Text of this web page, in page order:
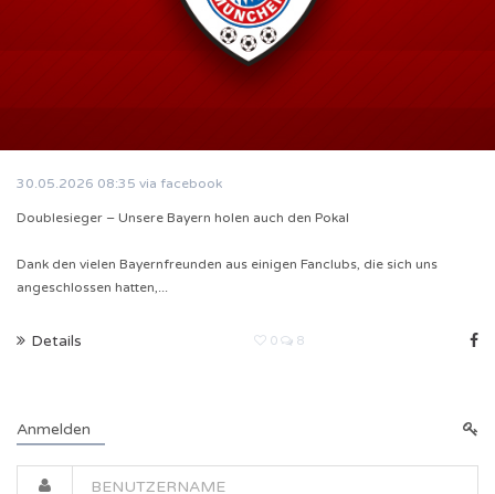
30.05.2026 08:35 via facebook
Doublesieger – Unsere Bayern holen auch den Pokal
Dank den vielen Bayernfreunden aus einigen Fanclubs, die sich uns
angeschlossen hatten,...
Details 0 8
Anmelden